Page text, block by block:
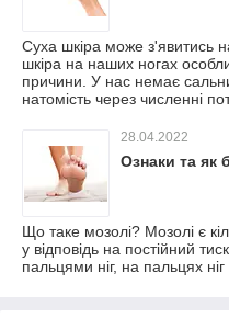
Суха шкіра може з'явитись
шкіра на наших ногах
причини. У нас немає
натомість через численні
28.04.2022
Ознаки та як
Що таке мозолі? Мозолі є
у відповідь на постійний
пальцями ніг, на пальцях ніг